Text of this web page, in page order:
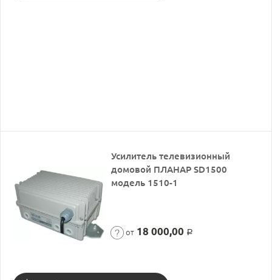
Усилитель телевизионный
домовой ПЛАНАР SD1500
модель 1510-1
от 18 000,00 Р